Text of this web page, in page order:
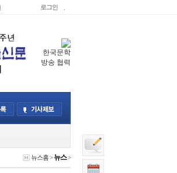
로그인
한국문학
방송 협력
뉴스홈>뉴스>